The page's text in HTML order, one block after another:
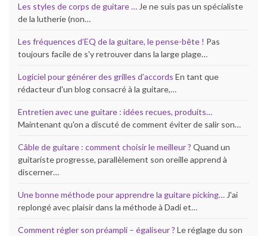
Les styles de corps de guitare … Je ne suis pas un spécialiste
de la lutherie (non…
Les fréquences d’EQ de la guitare, le pense-bête ! Pas
toujours facile de s'y retrouver dans la large plage…
Logiciel pour générer des grilles d’accords En tant que
rédacteur d'un blog consacré à la guitare,…
Entretien avec une guitare : idées recues, produits…
Maintenant qu'on a discuté de comment éviter de salir son…
Câble de guitare : comment choisir le meilleur ? Quand un
guitariste progresse, parallèlement son oreille apprend à
discerner…
Une bonne méthode pour apprendre la guitare picking… J'ai
replongé avec plaisir dans la méthode à Dadi et…
Comment régler son préampli – égaliseur ? Le réglage du son